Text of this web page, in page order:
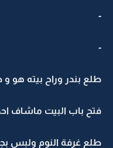
-
-
طلع بندر وراح بيته هو و
فتح باب البيت ماشاف
طلع غرفة النوم ولبس